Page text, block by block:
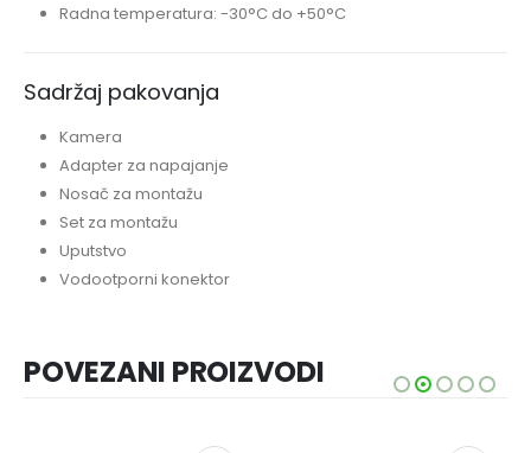
Radna temperatura: -30°C do +50°C
Sadržaj pakovanja
Kamera
Adapter za napajanje
Nosač za montažu
Set za montažu
Uputstvo
Vodootporni konektor
POVEZANI PROIZVODI